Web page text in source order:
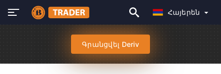
Հայերեն
Գրանցվել Deriv